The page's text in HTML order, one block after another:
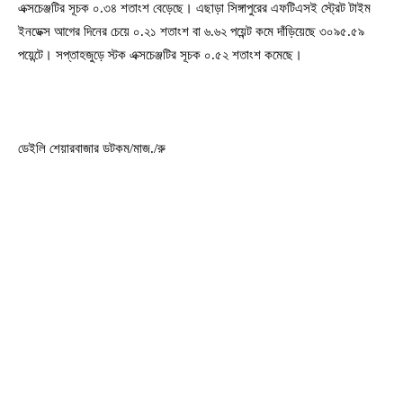
এক্সচেঞ্জটির সূচক ০.৩৪ শতাংশ বেড়েছে। এছাড়া সিঙ্গাপুরের এফটিএসই স্ট্রেট টাইম
ইনডেক্স আগের দিনের চেয়ে ০.২১ শতাংশ বা ৬.৬২ পয়েন্ট কমে দাঁড়িয়েছে ৩০৯৫.৫৯
পয়েন্টে। সপ্তাহজুড়ে স্টক এক্সচেঞ্জটির সূচক ‍০.৫২ শতাংশ কমেছে।
ডেইলি শেয়ারবাজার ডটকম/মাজ./রু